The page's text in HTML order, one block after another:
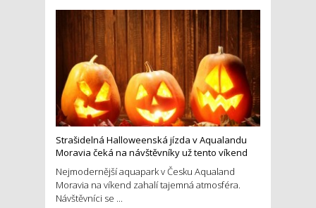
Strašidelná Halloweenská jízda v Aqualandu
Moravia čeká na návštěvníky už tento víkend
Nejmodernější aquapark v Česku Aqualand
Moravia na víkend zahalí tajemná atmosféra.
Návštěvníci se ...